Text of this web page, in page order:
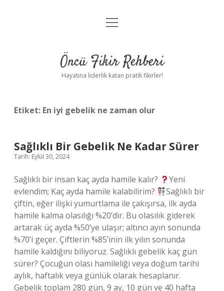
Anasayfa
Yasal Uyarı
menüyü
Öncü Fikir Rehberi
Hayatına liderlik katan pratik fikirler!
Etiket: En iyi gebelik ne zaman olur
Sağlıklı Bir Gebelik Ne Kadar Sürer
Tarih: Eylül 30, 2024
Sağlıklı bir insan kaç ayda hamile kalır?
Yeni
evlendim; Kaç ayda hamile kalabilirim?
Sağlıklı bir
çiftin, eğer ilişki yumurtlama ile çakışırsa, ilk ayda
hamile kalma olasılığı %20’dir. Bu olasılık giderek
artarak üç ayda %50’ye ulaşır; altıncı ayın sonunda
%70’i geçer. Çiftlerin %85’inin ilk yılın sonunda
hamile kaldığını biliyoruz. Sağlıklı gebelik kaç gün
sürer? Çocuğun olası hamileliği veya doğum tarihi
aylık, haftalık veya günlük olarak hesaplanır.
Gebelik toplam 280 gün, 9 ay, 10 gün ve 40 hafta